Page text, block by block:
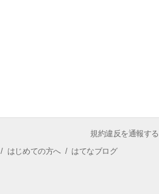
規約違反を通報する
/ はじめての方へ/ はてなブログ